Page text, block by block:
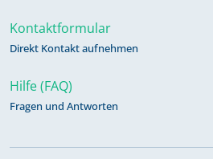
Kontaktformular
Direkt Kontakt aufnehmen
Hilfe (FAQ)
Fragen und Antworten